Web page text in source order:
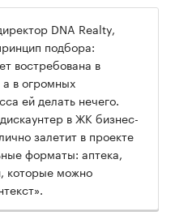
DNA Realty,
подбора:
востребована в
в огромных
ей делать нечего.
в ЖК бизнес-
залетит в проекте
форматы: аптека,
которые можно